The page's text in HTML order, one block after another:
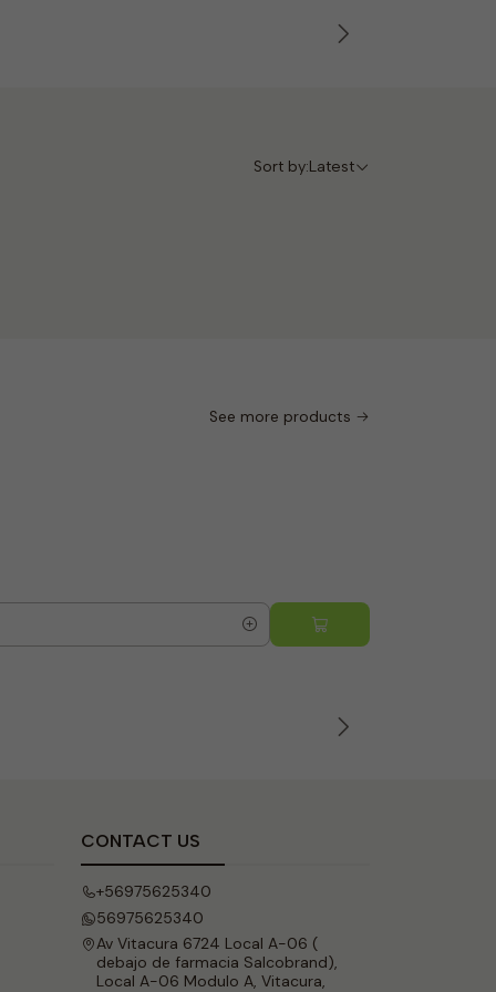
Sort by:Latest
See more products
CONTACT US
+56975625340
56975625340
Av Vitacura 6724 Local A-06 (
debajo de farmacia Salcobrand),
Local A-06 Modulo A, Vitacura,